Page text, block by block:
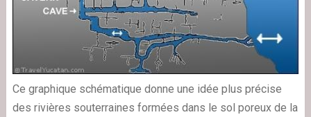
Ce graphique schématique donne une idée plus précise
des rivières souterraines formées dans le sol poreux de la